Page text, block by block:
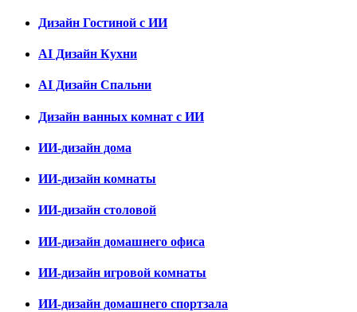
Дизайн Гостиной с ИИ
AI Дизайн Кухни
AI Дизайн Спальни
Дизайн ванных комнат с ИИ
ИИ-дизайн дома
ИИ-дизайн комнаты
ИИ-дизайн столовой
ИИ-дизайн домашнего офиса
ИИ-дизайн игровой комнаты
ИИ-дизайн домашнего спортзала